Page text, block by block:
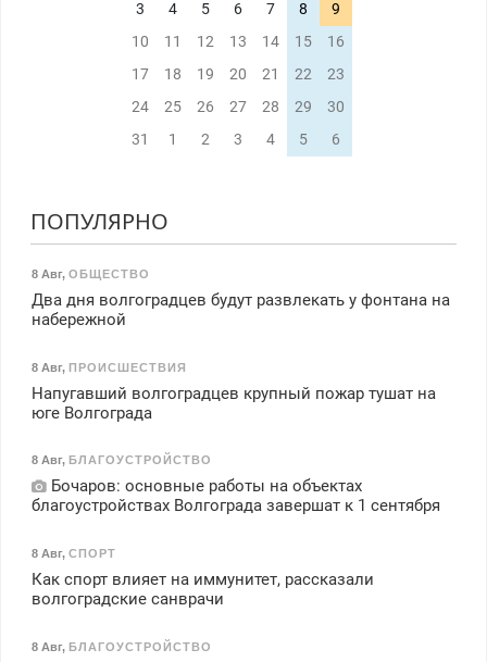
3 4 5 6 7 8
9
10
11 12 13 14 15
16
17
18 19 20 21 22
23
24
25 26 27 28 29
30
31
1 2 3 4 5 6
ПОПУЛЯРНО
8 Авг, ОБЩЕСТВО
Два дня волгоградцев будут развлекать у фонтана на
набережной
8 Авг, ПРОИСШЕСТВИЯ
Напугавший волгоградцев крупный пожар тушат на
юге Волгограда
8 Авг, БЛАГОУСТРОЙСТВО
Бочаров: основные работы на объектах
благоустройствах Волгограда завершат к 1 сентября
8 Авг, СПОРТ
Как спорт влияет на иммунитет, рассказали
волгоградские санврачи
8 Авг, БЛАГОУСТРОЙСТВО